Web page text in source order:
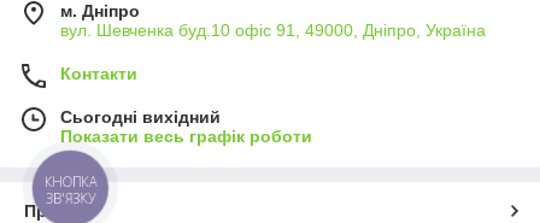
м. Дніпро
вул. Шевченка буд.10 офіс 91, 49000, Дніпро, Україна
Контакти
Сьогодні вихідний
Показати весь графік роботи
Про нас
КНОПКА
ЗВ'ЯЗКУ